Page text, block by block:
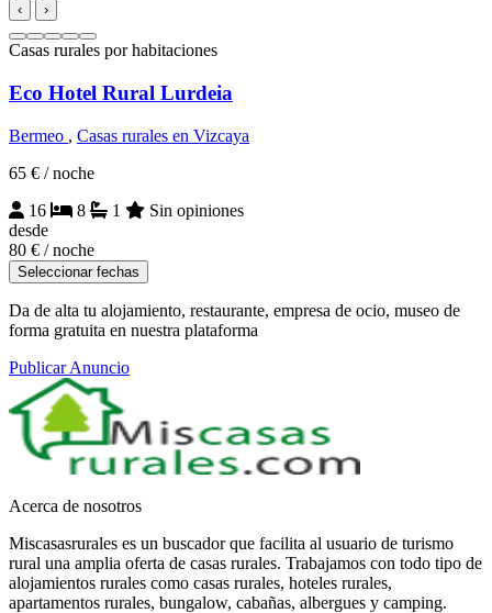
‹ ›
Casas rurales por habitaciones
Eco Hotel Rural Lurdeia
Bermeo , Casas rurales en Vizcaya
65 € / noche
16
8 1
Sin opiniones
desde
80 € / noche
Seleccionar fechas
Da de alta tu alojamiento, restaurante, empresa de ocio, museo de
forma gratuita en nuestra plataforma
Publicar Anuncio
Acerca de nosotros
Miscasasrurales es un buscador que facilita al usuario de turismo
rural una amplia oferta de casas rurales. Trabajamos con todo tipo de
alojamientos rurales como casas rurales, hoteles rurales,
apartamentos rurales, bungalow, cabañas, albergues y camping.